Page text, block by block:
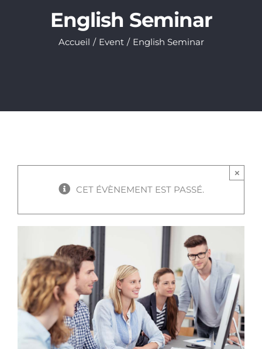
English Seminar
Accueil Event English Seminar
CET ÉVÈNEMENT EST PASSÉ.
×